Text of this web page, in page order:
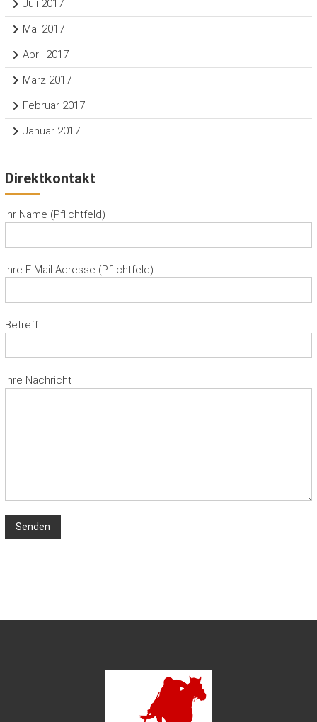
Juli 2017
Mai 2017
April 2017
März 2017
Februar 2017
Januar 2017
Direktkontakt
Ihr Name (Pflichtfeld)
Ihre E-Mail-Adresse (Pflichtfeld)
Betreff
Ihre Nachricht